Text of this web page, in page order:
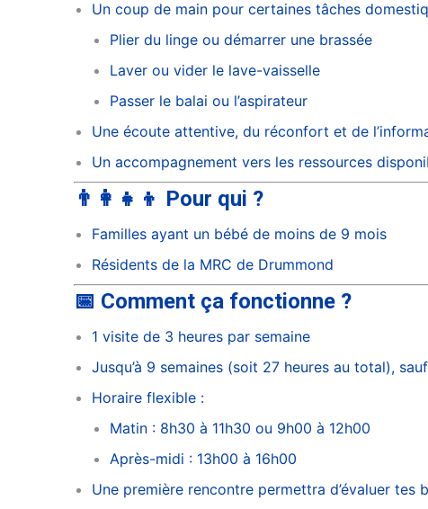
Un coup de main pour certaines tâches
Plier du linge ou démarrer une brassée
Laver ou vider le lave-vaisselle
Passer le balai ou l’aspirateur
Une écoute attentive, du réconfort et de
Un accompagnement vers les ressources
👨‍👩‍👧‍👦 Pour qui ?
Familles ayant un bébé de moins de 9 mois
Résidents de la MRC de Drummond
📅 Comment ça fonctionne ?
1 visite de 3 heures par semaine
Jusqu’à 9 semaines (soit 27 heures au total),
Horaire flexible :
Matin : 8h30 à 11h30 ou 9h00 à 12h00
Après-midi : 13h00 à 16h00
Une première rencontre permettra d’évaluer tes